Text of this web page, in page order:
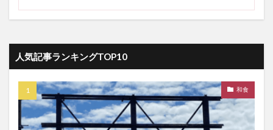
人気記事ランキングTOP10
和食